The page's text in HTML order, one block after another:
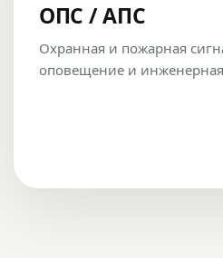
ОПС / АПС
Охранная и пожарная
оповещение и